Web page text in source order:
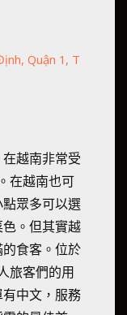
Quận 1, T
越南非常受
在越南也可
眾多可以選
。但其實越
食客。位於
旅客們的用
中文，服務